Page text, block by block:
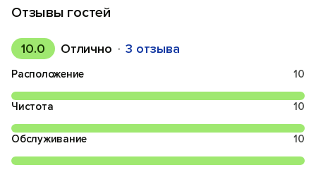
Отзывы гостей
10.0 Отлично 3 отзыва
Расположение 10
Чистота 10
Обслуживание 10